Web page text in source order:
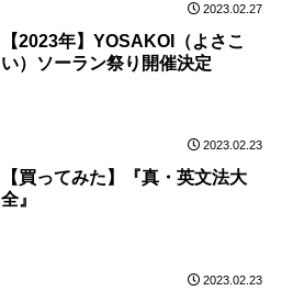
2023.02.27
【2023年】YOSAKOI（よさこ
い）ソーラン祭り開催決定
2023.02.23
【買ってみた】『真・英文法大
全』
2023.02.23